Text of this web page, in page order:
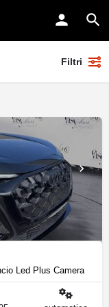
Filtri
Led Plus Camera